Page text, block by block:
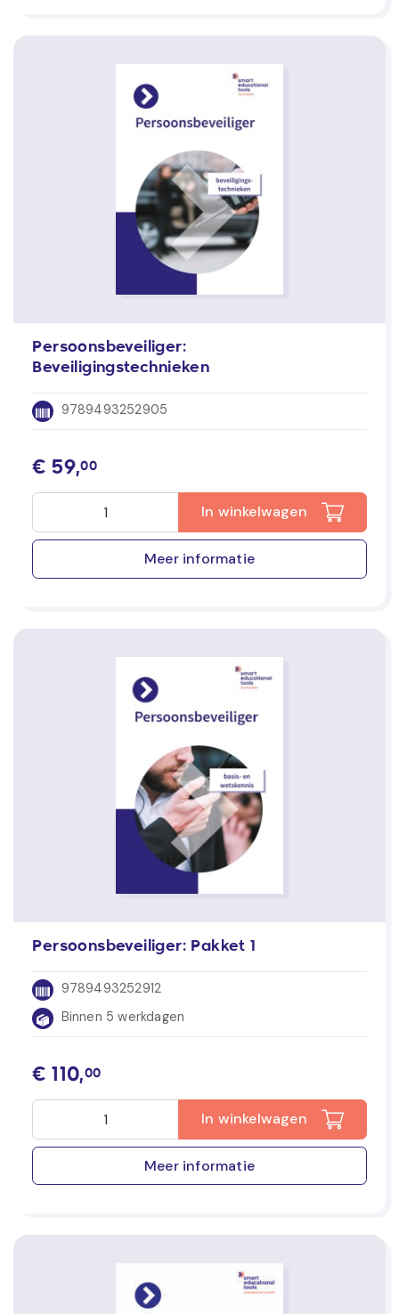
Persoonsbeveiliger:
Beveiligingstechnieken
9789493252905
€ 59,00
In winkelwagen
Meer informatie
Persoonsbeveiliger: Pakket 1
9789493252912
Binnen 5 werkdagen
€ 110,00
In winkelwagen
Meer informatie